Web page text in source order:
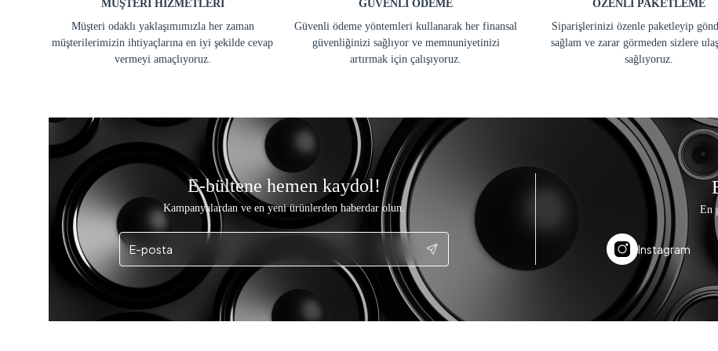
MÜŞTERİ HİZMETLERİ
Müşteri odaklı yaklaşımımızla her zaman
müşterilerimizin ihtiyaçlarına en iyi şekilde cevap
vermeyi amaçlıyoruz.
GÜVENLİ ÖDEME
Güvenli ödeme yöntemleri kullanarak her finansal
güvenliğinizi sağlıyor ve memnuniyetinizi
artırmak için çalışıyoruz.
ÖZENLİ PAKETLEME
Siparişlerinizi özenle paketleyip
sağlam ve zarar görmeden sizlere
sağlıyoruz.
E-bültene hemen kaydol!
Kampanyalardan ve en yeni ürünlerden haberdar olun. En
Instagram